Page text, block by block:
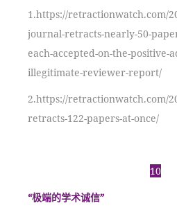
1.https://retractionwatch.com/
journal-retracts-nearly-50-
each-accepted-on-the-positive-
illegitimate-reviewer-report/
2.https://retractionwatch.com/
retracts-122-papers-at-once/
10
“极端的学术诚信”